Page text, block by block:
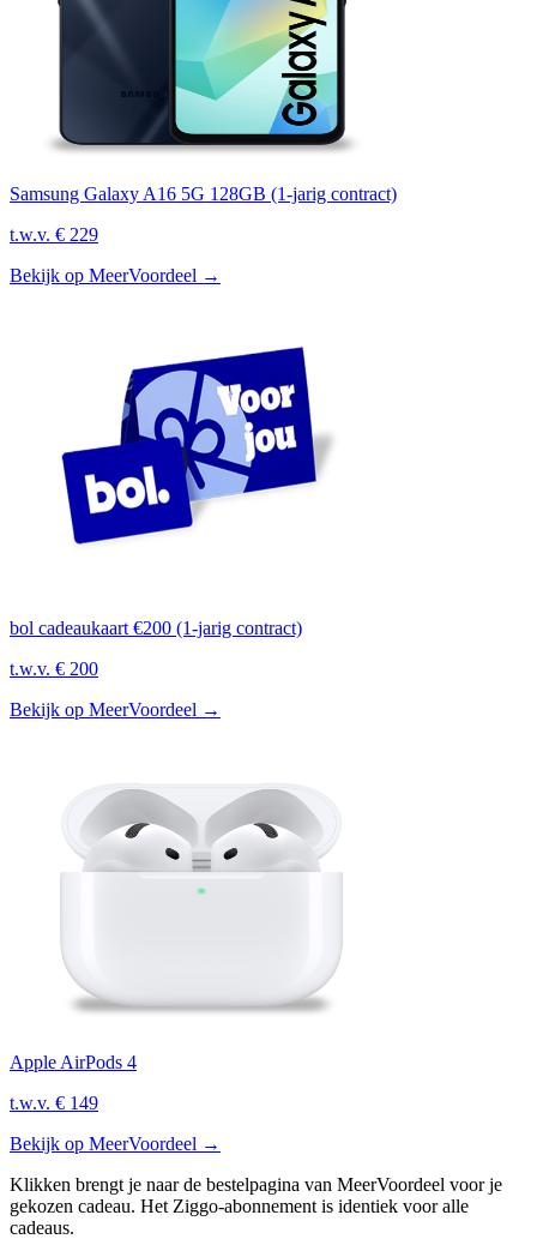
Samsung Galaxy A16 5G 128GB (1-jarig contract)
t.w.v. € 229
Bekijk op MeerVoordeel →
bol cadeaukaart €200 (1-jarig contract)
t.w.v. € 200
Bekijk op MeerVoordeel →
Apple AirPods 4
t.w.v. € 149
Bekijk op MeerVoordeel →
Klikken brengt je naar de bestelpagina van MeerVoordeel voor je
gekozen cadeau. Het Ziggo-abonnement is identiek voor alle
cadeaus.